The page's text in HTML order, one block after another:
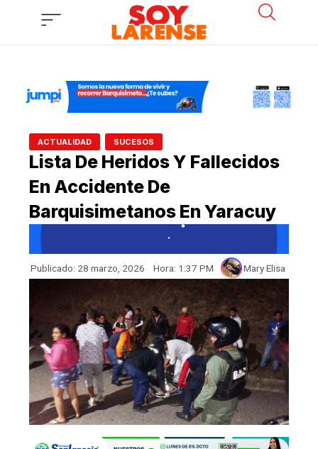
ACTUALIDAD SUCESOS
Lista De Heridos Y Fallecidos
En Accidente De
Barquisimetanos En Yaracuy
Publicado: 28 marzo, 2026 Hora: 1:37 PM Mary Elisa